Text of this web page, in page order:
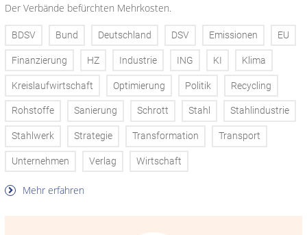
Der Verbände befürchten Mehrkosten.
BDSV Bund Deutschland DSV Emissionen EU
Finanzierung HZ Industrie ING KI Klima
Kreislaufwirtschaft Optimierung Politik Recycling
Rohstoffe Sanierung Schrott Stahl Stahlindustrie
Stahlwerk Strategie Transformation Transport
Unternehmen Verlag Wirtschaft
Mehr erfahren